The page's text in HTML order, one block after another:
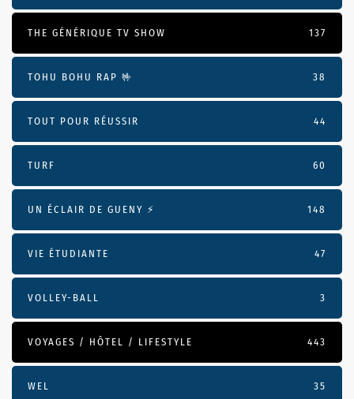
THE GÉNÉRIQUE TV SHOW 137
TOHU BOHU RAP 🤟 38
TOUT POUR RÉUSSIR 44
TURF 60
UN ÉCLAIR DE GUENY ⚡️ 148
VIE ÉTUDIANTE 47
VOLLEY-BALL 3
VOYAGES / HÔTEL / LIFESTYLE 443
WEL 35